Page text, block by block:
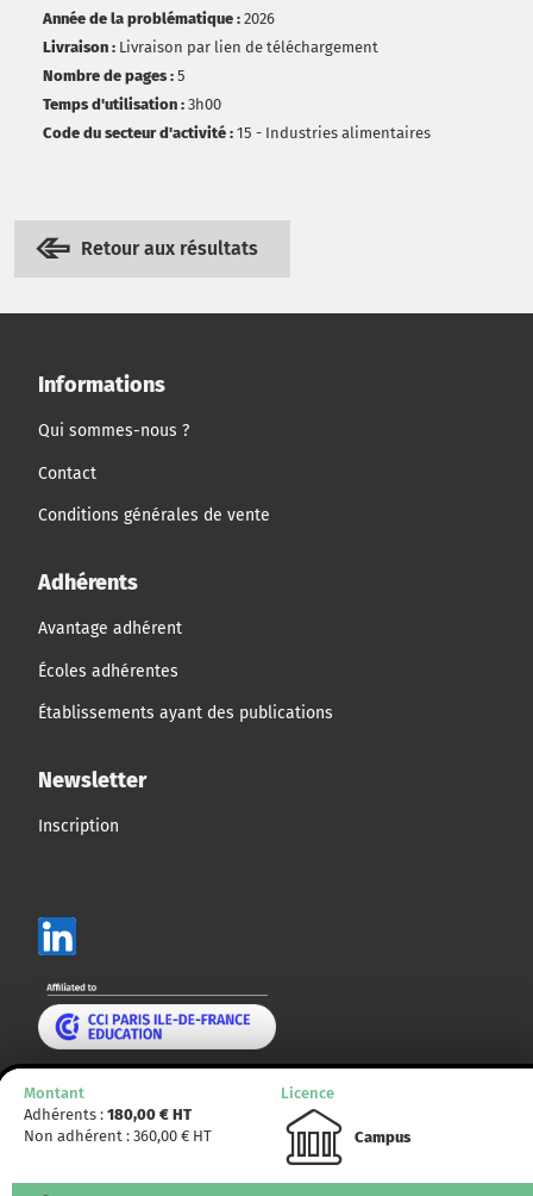
Année de la problématique : 2026
Livraison : Livraison par lien de téléchargement
Nombre de pages : 5
Temps d'utilisation : 3h00
Code du secteur d'activité : 15 - Industries alimentaires
Retour aux résultats
Montant
Adhérents : 180,00 € HT
Non adhérent : 360,00 € HT
Licence
Campus
Informations
Qui sommes-nous ?
Contact
Conditions générales de vente
Adhérents
Avantage adhérent
Écoles adhérentes
Établissements ayant des publications
Newsletter
Inscription
Mentions légales
Plan du site